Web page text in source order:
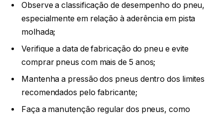
Observe a classificação de desempenho do pneu,
especialmente em relação à aderência em pista
molhada;
Verifique a data de fabricação do pneu e evite
comprar pneus com mais de 5 anos;
Mantenha a pressão dos pneus dentro dos limites
recomendados pelo fabricante;
Faça a manutenção regular dos pneus, como